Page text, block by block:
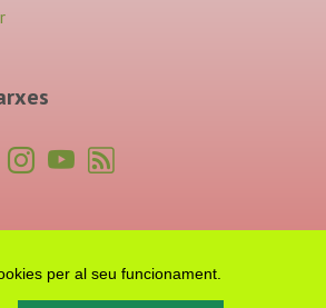
per al seu funcionament.